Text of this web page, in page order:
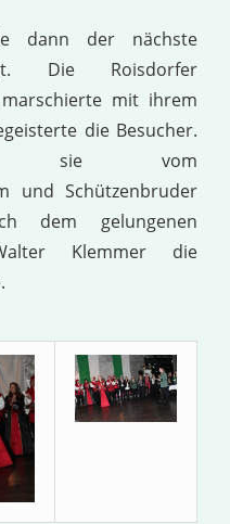
dann der nächste
Die Roisdorfer
mit ihrem
die Besucher.
sie vom
und Schützenbruder
dem gelungenen
Klemmer die